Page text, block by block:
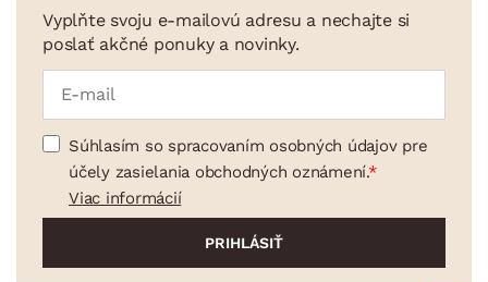
Vyplňte svoju e-mailovú adresu a nechajte si
poslať akčné ponuky a novinky.
Súhlasím so spracovaním osobných údajov pre
účely zasielania obchodných oznámení.
Viac informácií